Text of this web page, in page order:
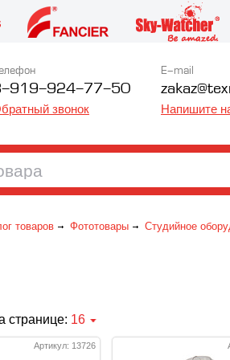
919-924-77-50
звонок
E-mail
Напишите
товаров Фототовары Студийное
странице: 16
Артикул: 13726